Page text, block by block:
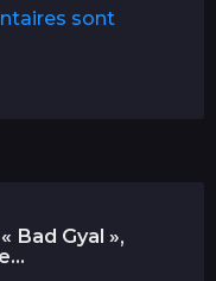
sont
Bad Gyal »,